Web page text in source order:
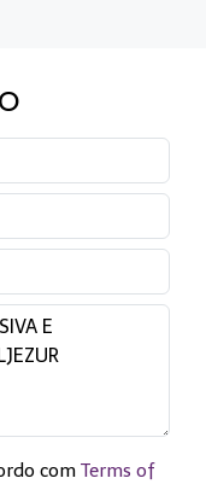
com Terms of